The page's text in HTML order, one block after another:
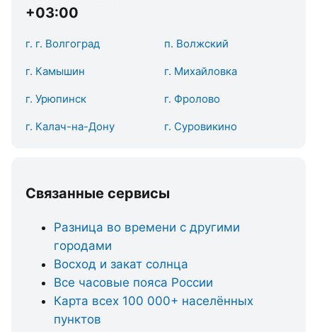
+03:00
г. г. Волгоград п. Волжский
г. Камышин г. Михайловка
г. Урюпинск г. Фролово
г. Калач-на-Дону г. Суровикино
Связанные сервисы
Разница во времени с другими
городами
Восход и закат солнца
Все часовые пояса России
Карта всех 100 000+ населённых
пунктов